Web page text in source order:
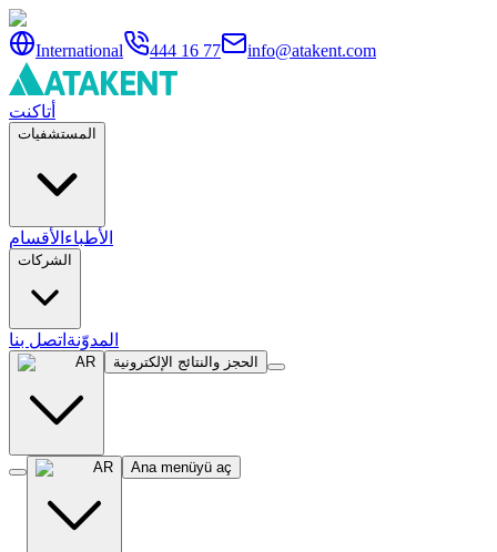
International 444 16 77 info@atakent.com
أتاكنت
المستشفيات
الأطباء الأقسام
الشركات
المدوّنة اتصل بنا
AR الحجز والنتائج الإلكترونية
AR Ana menüyü aç